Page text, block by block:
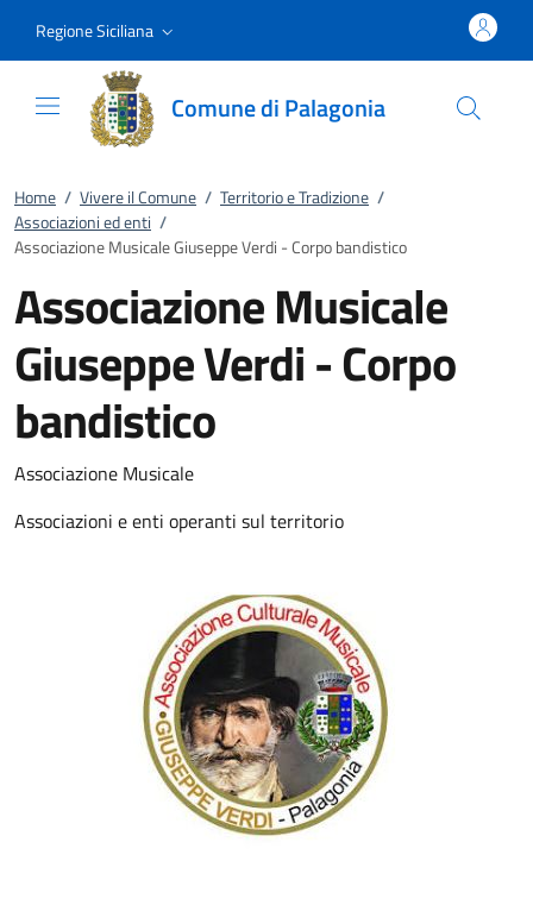
Regione Siciliana
Comune di Palagonia
Home / Vivere il Comune / Territorio e Tradizione /
Associazioni ed enti /
Associazione Musicale Giuseppe Verdi - Corpo bandistico
Associazione Musicale
Giuseppe Verdi - Corpo
bandistico
Associazione Musicale
Associazioni e enti operanti sul territorio